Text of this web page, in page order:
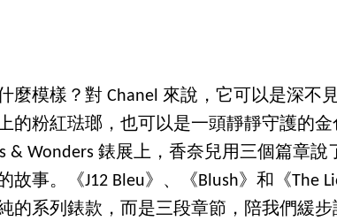
麼模樣？對 Chanel 來說，它可以是深不
的粉紅琺瑯，也可以是一頭靜靜守護的金
& Wonders 錶展上，香奈兒用三個篇章
故事。《J12 Bleu》、《Blush》和《The
的系列錶款，而是三段章節，陪我們緩步